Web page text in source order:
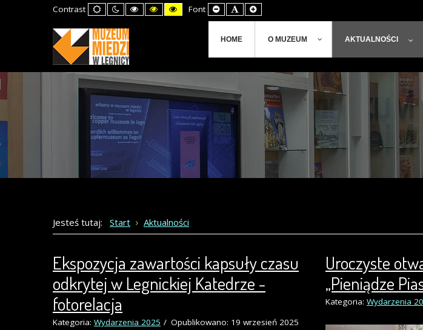
Contrast Default
mode
Night
mode
High
Contrast
High
Contrast
High
Contrast
Font Set
Smaller
Font
Set
Default
Font
Set
Larger
Font
HOME O MUZEUM AKTUALNOŚCI
Jesteś tutaj: Start Aktualności
Ekspozycja zawartości kapsuły czasu
odkrytej w Legnickiej Katedrze -
fotorelacja
Kategoria: Wydarzenia 2025 Opublikowano: 19 wrzesień 2025
Uroczyste
„Pieniądze
Kategoria: Wydarzenia